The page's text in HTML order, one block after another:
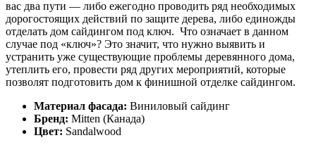
вас два пути — либо ежегодно проводить ряд необходимых
дорогостоящих действий по защите дерева, либо единожды
отделать дом сайдингом под ключ. Что означает в данном
случае под «ключ»? Это значит, что нужно выявить и
устранить уже существующие проблемы деревянного дома,
утеплить его, провести ряд других мероприятий, которые
позволят подготовить дом к финишной отделке сайдингом.
Материал фасада: Виниловый сайдинг
Бренд: Mitten (Канада)
Цвет: Sandalwood